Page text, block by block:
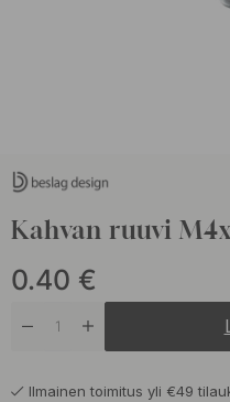
Kahvan ruuvi
0.40 €
Ilmainen toimitus yli €49